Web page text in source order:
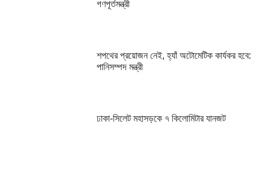
গণপূর্তমন্ত্রী
শপথের প্রয়োজন নেই, হ্যাঁ অটোমেটিক কার্যকর হবে:
পানিসম্পদ মন্ত্রী
ঢাকা-সিলেট মহাসড়কে ৭ কিলোমিটার যানজট